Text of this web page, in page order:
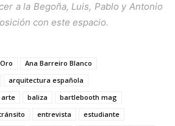
a la Begoña, Luis, Pablo y Antonio
con este espacio.
Ana Barreiro Blanco
arquitectura española
arte baliza
bartlebooth mag
entrevista
estudiante